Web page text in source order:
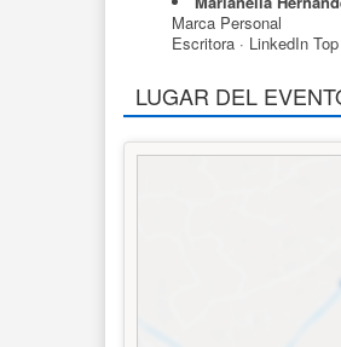
Marca Personal
Escritora · LinkedIn
LUGAR DEL